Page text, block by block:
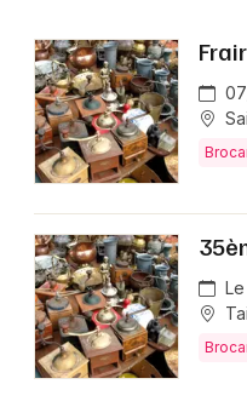
Manifestations
Foires & salons
Concerts
Sports
Soirées
Marseille
Mulhouse
Montpellier
Nantes
Nice
Paris
Strasbourg